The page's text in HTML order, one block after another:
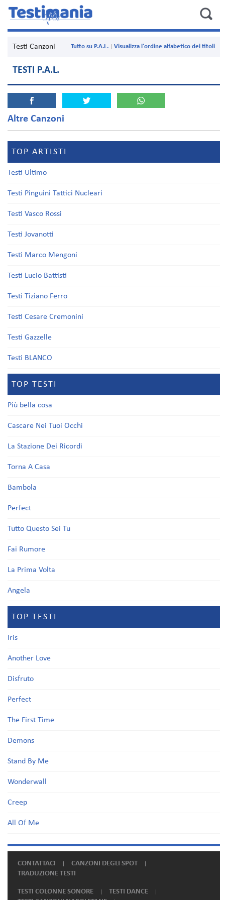
Testi Canzoni Visualizza l'ordine alfabetico dei titoli
Tutto su P.A.L.
TESTI P.A.L.
Altre Canzoni
TOP ARTISTI
Testi Ultimo
Testi Pinguini Tattici Nucleari
Testi Vasco Rossi
Testi Jovanotti
Testi Marco Mengoni
Testi Lucio Battisti
Testi Tiziano Ferro
Testi Cesare Cremonini
Testi Gazzelle
Testi BLANCO
TOP TESTI
Più bella cosa
Cascare Nei Tuoi Occhi
La Stazione Dei Ricordi
Torna A Casa
Bambola
Perfect
Tutto Questo Sei Tu
Fai Rumore
La Prima Volta
Angela
TOP TESTI
Iris
Another Love
Disfruto
Perfect
The First Time
Demons
Stand By Me
Wonderwall
Creep
All Of Me
CONTATTACI
CANZONI DEGLI SPOT
TRADUZIONE TESTI
TESTI COLONNE SONORE
TESTI DANCE